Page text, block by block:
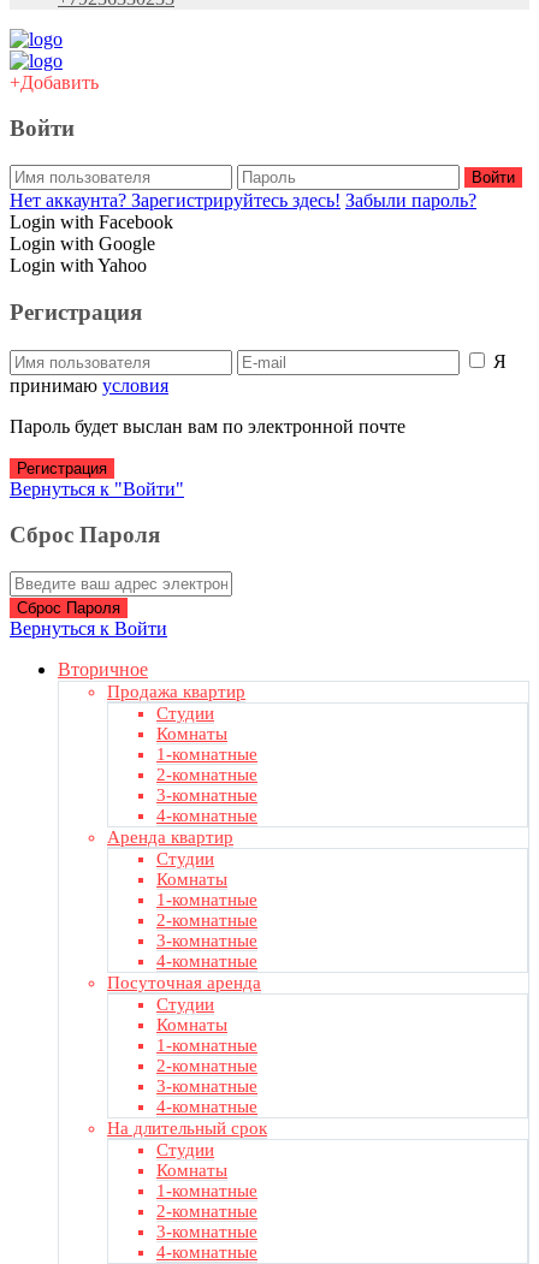
+Добавить
Войти
Войти
Нет аккаунта? Зарегистрируйтесь здесь! Забыли пароль?
Login with Facebook
Login with Google
Login with Yahoo
Регистрация
Я
принимаю условия
Пароль будет выслан вам по электронной почте
Регистрация
Вернуться к "Войти"
Сброс Пароля
Сброс Пароля
Вернуться к Войти
Вторичное
Продажа квартир
Студии
Комнаты
1-комнатные
2-комнатные
3-комнатные
4-комнатные
Аренда квартир
Студии
Комнаты
1-комнатные
2-комнатные
3-комнатные
4-комнатные
Посуточная аренда
Студии
Комнаты
1-комнатные
2-комнатные
3-комнатные
4-комнатные
На длительный срок
Студии
Комнаты
1-комнатные
2-комнатные
3-комнатные
4-комнатные